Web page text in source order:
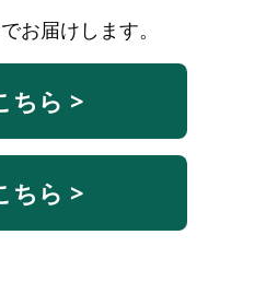
お届けします。
ちら >
ちら >